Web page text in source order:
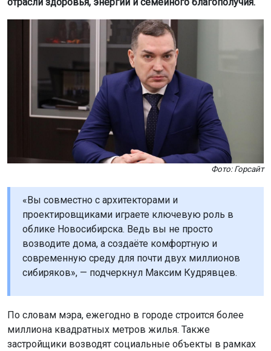
Фото: Горсайт
«Вы совместно с архитекторами и
проектировщиками играете ключевую роль в
облике Новосибирска. Ведь вы не просто
возводите дома, а создаёте комфортную и
современную среду для почти двух миллионов
сибиряков», — подчеркнул Максим Кудрявцев.
По словам мэра, ежегодно в городе строится более
миллиона квадратных метров жилья. Также
застройщики возводят социальные объекты в рамках